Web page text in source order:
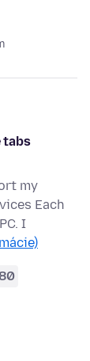
tabs
my
Each
I